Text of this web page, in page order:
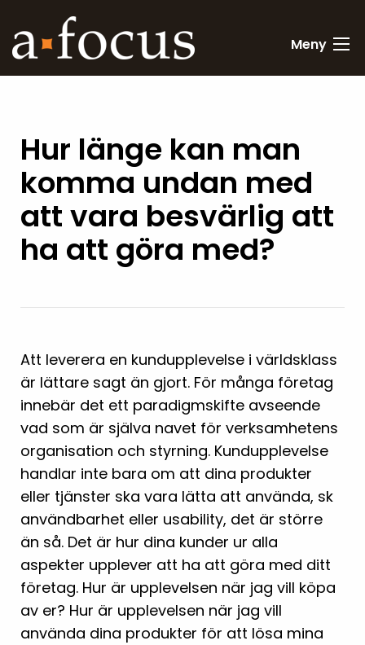
Meny
Hur länge kan man
komma undan med
att vara besvärlig att
ha att göra med?
Att leverera en kundupplevelse i världsklass
är lättare sagt än gjort. För många företag
innebär det ett paradigmskifte avseende
vad som är själva navet för verksamhetens
organisation och styrning. Kundupplevelse
handlar inte bara om att dina produkter
eller tjänster ska vara lätta att använda, sk
användbarhet eller usability, det är större
än så. Det är hur dina kunder ur alla
aspekter upplever att ha att göra med ditt
företag. Hur är upplevelsen när jag vill köpa
av er? Hur är upplevelsen när jag vill
använda dina produkter för att lösa mina